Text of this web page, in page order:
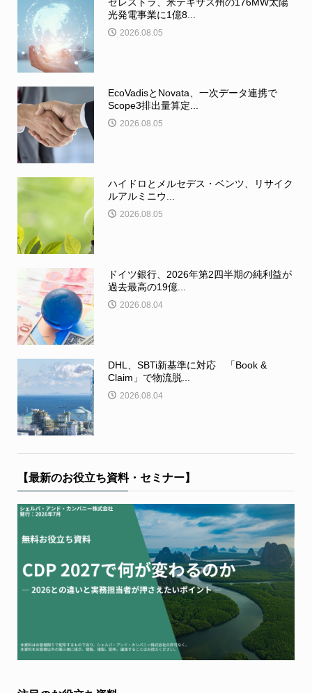
光発電事業に1億8...
2026.08.05
EcoVadisとNovata、一次データ連携で
Scope3排出量算定...
2026.08.05
ハイドロとメルセデス・ベンツ、リサイク
ルアルミニウ...
2026.08.05
ドイツ銀行、2026年第2四半期の純利益が
過去最高の19億...
2026.08.04
DHL、SBTi新基準に対応 「Book &
Claim」で物流脱...
2026.08.04
【最新のお役立ち資料・セミナー】